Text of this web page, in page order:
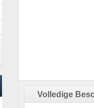
Volledige